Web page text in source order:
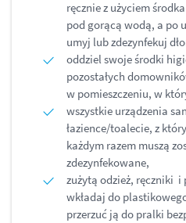
ręcznie z użyciem
pod gorącą wodą, a po
umyj lub zdezynfekuj
oddziel swoje środki
pozostałych
w pomieszczeniu, w
wszystkie urządzenia
łazience/toalecie, z
każdym razem muszą
zdezynfekowane,
zużytą odzież, ręczniki i
wkładaj do
przerzuć ją do pralki